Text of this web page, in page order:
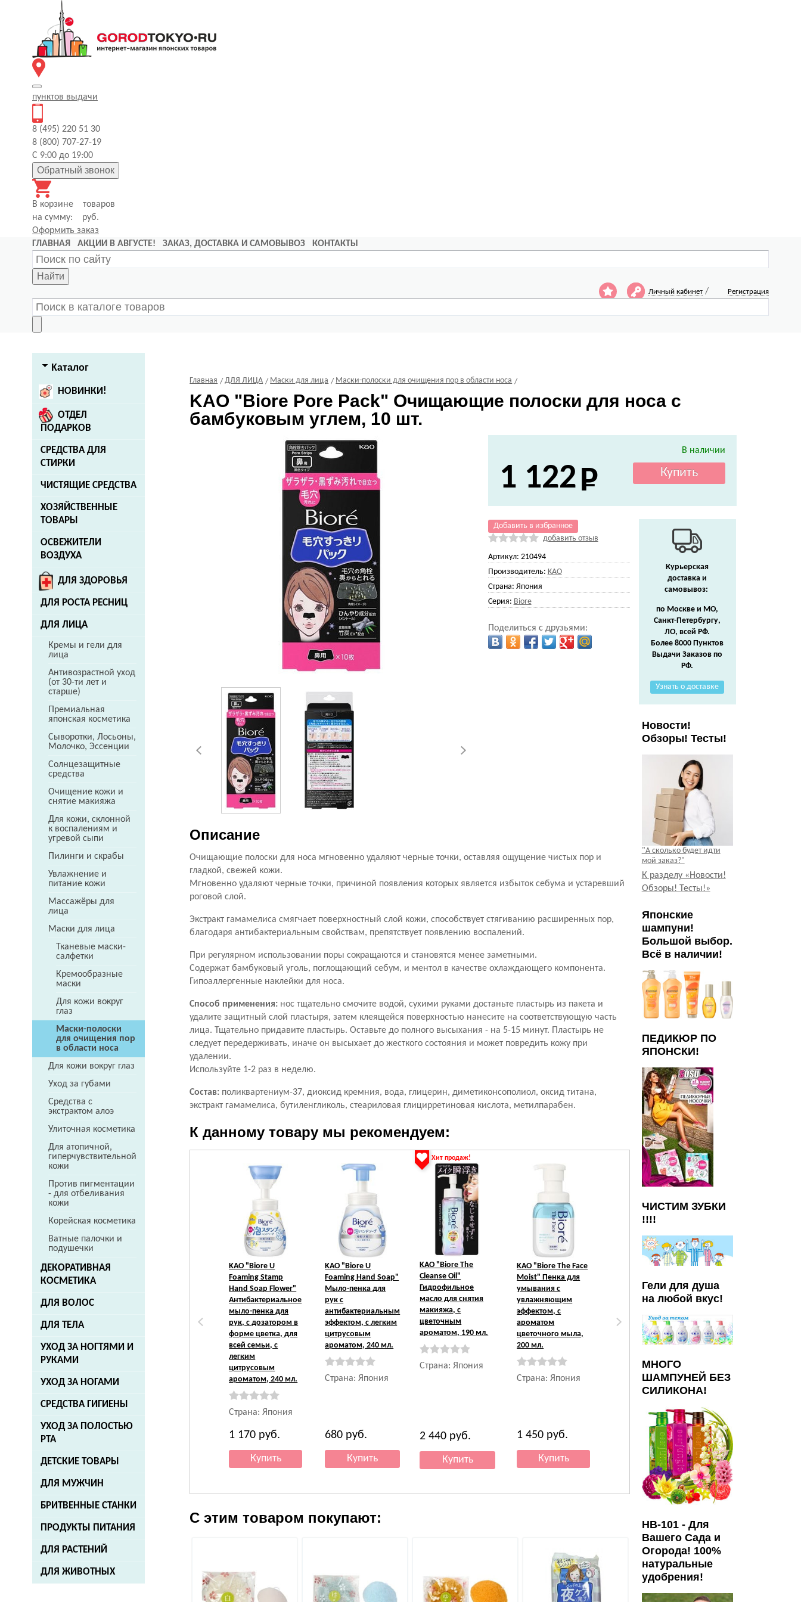
пунктов выдачи
8 (495) 220 51 30
8 (800) 707-27-19
С 9:00 до 19:00
Обратный звонок
В корзине
товаров
на сумму:
руб.
Оформить заказ
ГЛАВНАЯ
АКЦИИ В АВГУСТЕ! ЗАКАЗ, ДОСТАВКА И САМОВЫВОЗ КОНТАКТЫ
Найти
Личный кабинет / Регистрация
Каталог
НОВИНКИ!
ОТДЕЛ
ПОДАРКОВ
СРЕДСТВА ДЛЯ
СТИРКИ
ЧИСТЯЩИЕ СРЕДСТВА
ХОЗЯЙСТВЕННЫЕ
ТОВАРЫ
ОСВЕЖИТЕЛИ
ВОЗДУХА
ДЛЯ ЗДОРОВЬЯ
ДЛЯ РОСТА РЕСНИЦ
ДЛЯ ЛИЦА
Кремы и гели для
лица
Антивозрастной уход
(от 30-ти лет и
старше)
Премиальная
японская косметика
Сыворотки, Лосьоны,
Молочко, Эссенции
Солнцезащитные
средства
Очищение кожи и
снятие макияжа
Для кожи, склонной
к воспалениям и
угревой сыпи
Пилинги и скрабы
Увлажнение и
питание кожи
Массажёры для
лица
Маски для лица
Тканевые маски-
салфетки
Кремообразные
маски
Для кожи вокруг
глаз
Маски-полоски
для очищения пор
в области носа
Для кожи вокруг глаз
Уход за губами
Средства с
экстрактом алоэ
Улиточная косметика
Для атопичной,
гиперчувствительной
кожи
Против пигментации
- для отбеливания
кожи
Корейская косметика
Ватные палочки и
подушечки
ДЕКОРАТИВНАЯ
КОСМЕТИКА
ДЛЯ ВОЛОС
ДЛЯ ТЕЛА
УХОД ЗА НОГТЯМИ И
РУКАМИ
УХОД ЗА НОГАМИ
СРЕДСТВА ГИГИЕНЫ
УХОД ЗА ПОЛОСТЬЮ
РТА
ДЕТСКИЕ ТОВАРЫ
ДЛЯ МУЖЧИН
БРИТВЕННЫЕ СТАНКИ
ПРОДУКТЫ ПИТАНИЯ
ДЛЯ РАСТЕНИЙ
ДЛЯ ЖИВОТНЫХ
Главная ДЛЯ ЛИЦА Маски для лица Маски-полоски для очищения пор в области носа
KAO "Biore Pore Pack" Очищающие полоски для носа с
бамбуковым углем, 10 шт.
В наличии
1 122
Добавить в избранное
добавить отзыв
Артикул: 210494
Производитель: KAO
Страна: Япония
Серия: Biore
Поделиться с друзьями:
Описание
Очищающие полоски для носа мгновенно удаляют черные точки, оставляя ощущение чистых пор и
гладкой, свежей кожи.
Мгновенно удаляют черные точки, причиной появления которых является избыток себума и устаревший
роговой слой.
Экстракт гамамелиса смягчает поверхностный слой кожи, способствует стягиванию расширенных пор,
благодаря антибактериальным свойствам, препятствует появлению воспалений.
При регулярном использовании поры сокращаются и становятся менее заметными.
Содержат бамбуковый уголь, поглощающий себум, и ментол в качестве охлаждающего компонента.
Гипоаллергенные наклейки для носа.
Способ применения: нос тщательно смочите водой, сухими руками достаньте пластырь из пакета и
удалите защитный слой пластыря, затем клеящейся поверхностью нанесите на соответствующую часть
лица. Тщательно придавите пластырь. Оставьте до полного высыхания - на 5-15 минут. Пластырь не
следует передерживать, иначе он высыхает до жесткого состояния и может повредить кожу при
удалении.
Используйте 1-2 раз в неделю.
Состав: поликвартениум-37, диоксид кремния, вода, глицерин, диметиконсополиол, оксид титана,
экстракт гамамелиса, бутиленгликоль, стеариловая глицирретиновая кислота, метилпарабен.
К данному товару мы рекомендуем:
KAO"Biore U
Foaming Stamp
Hand Soap Flower"
Антибактериальное
мыло-пенка для
рук, с дозатором в
форме цветка, для
всей семьи, с
легким
цитрусовым
ароматом, 240 мл.
Страна: Япония
1 170 руб.
KAO"Biore U
Foaming Hand Soap"
Мыло-пенка для
рук с
антибактериальным
эффектом, с легким
цитрусовым
ароматом, 240 мл.
Страна: Япония
680 руб.
Хит продаж!
KAO"Biore The
Cleanse Oil"
Гидрофильное
масло для снятия
макияжа, с
цветочным
ароматом, 190 мл.
Страна: Япония
2 440 руб.
KAO"Biore The Face
Moist" Пенка для
умывания с
увлажняющим
эффектом, c
ароматом
цветочного мыла,
200 мл.
Страна: Япония
1 450 руб.
"Biore Skin Care
для умывания
"Увлажнение и
нежным
цветочным
ароматом, 130 г.
Страна: Япония
руб.
С этим товаром покупают:
Курьерская
доставка и
самовывоз:
по Москве и МО,
Санкт-Петербургу,
ЛО, всей РФ.
Более 8000 Пунктов
Выдачи Заказов по
РФ.
Узнать о доставке
Новости!
Обзоры! Тесты!
"А сколько будет идти
мой заказ?"
К разделу «Новости!
Обзоры! Тесты!»
Японские
шампуни!
Большой выбор.
Всё в наличии!
ПЕДИКЮР ПО
ЯПОНСКИ!
ЧИСТИМ ЗУБКИ
!!!!
Гели для душа
на любой вкус!
МНОГО
ШАМПУНЕЙ БЕЗ
СИЛИКОНА!
HB-101 - Для
Вашего Сада и
Огорода! 100%
натуральные
удобрения!